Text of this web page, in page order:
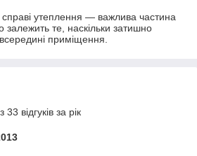
справі утеплення — важлива частина
залежить те, наскільки затишно
приміщення.
відгуків за рік